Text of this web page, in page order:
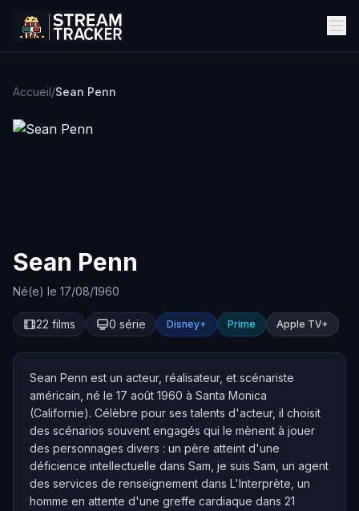
Accueil/Sean Penn
Sean Penn
Né(e) le 17/08/1960
22 films 0 série Disney+ Prime Apple TV+
Sean Penn est un acteur, réalisateur, et scénariste
américain, né le 17 août 1960 à Santa Monica
(Californie). Célèbre pour ses talents d'acteur, il choisit
des scénarios souvent engagés qui le mènent à jouer
des personnages divers : un père atteint d'une
déficience intellectuelle dans Sam, je suis Sam, un agent
des services de renseignement dans L'Interprète, un
homme en attente d'une greffe cardiaque dans 21